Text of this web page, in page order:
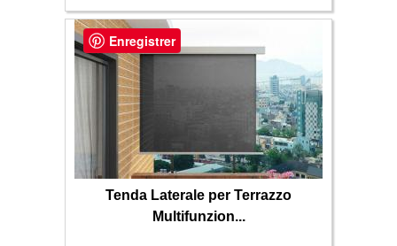
Tenda Laterale per Terrazzo
Multifunzion...
Enregistrer